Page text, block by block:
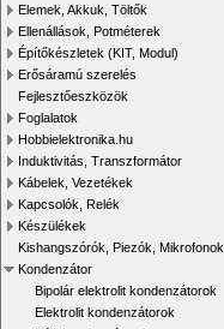
Elemek, Akkuk, Töltők
Ellenállások, Potméterek
Építőkészletek (KIT, Modul)
Erősáramú szerelés
Fejlesztőeszközök
Foglalatok
Hobbielektronika.hu
Induktivitás, Transzformátor
Kábelek, Vezetékek
Kapcsolók, Relék
Készülékek
Kishangszórók, Piezók, Mikrofonok
Kondenzátor
Bipolár elektrolit kondenzátorok
Elektrolit kondenzátorok